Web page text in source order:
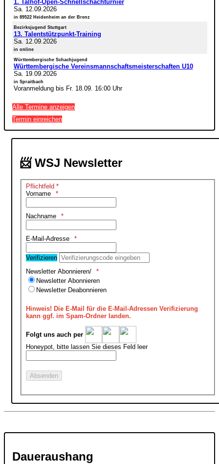
1. Talhof-Open-Schnellschachturnier
Sa. 12.09.2026
in 89522 Heidenheim an der Brenz
Bezirksjugend Stuttgart
13. Talentstützpunkt-Training
Sa. 12.09.2026
in online
Württembergische Schachjugend
Württembergische Vereinsmannschaftsmeisterschaften U10
Sa. 19.09.2026
in Spraitbach
Voranmeldung bis Fr. 18.09. 16:00 Uhr
Alle Termine anzeigen
Termin einreichen
📨 WSJ Newsletter
Pflichtfeld *
Vorname
Nachname
E-Mail-Adresse
Verifizieren
Newsletter Abonnieren/
Newsletter Abonnieren
Newsletter Deabonnieren
Hinweis! Die E-Mail für die E-Mail-Adressen Verifizierung
kann ggf. im Spam-Ordner landen.
Folgt uns auch per
Honeypot, bitte lassen Sie dieses Feld leer
Daueraushang